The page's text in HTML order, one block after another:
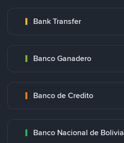
Bank Transfer
Banco Ganadero
Banco de Credito
Banco Nacional de Bolivia